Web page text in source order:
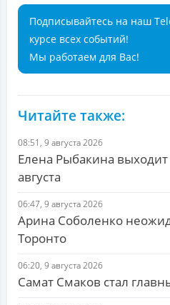
Подписывайтесь на наш
курсе всех событий!
Мы работаем для Вас!
Читайте также:
08:51, 9 августа 2026
Елена Рыбакина выходит
августа
06:47, 9 августа 2026
Арина Соболенко
Торонто
06:20, 9 августа 2026
Самат Смаков стал